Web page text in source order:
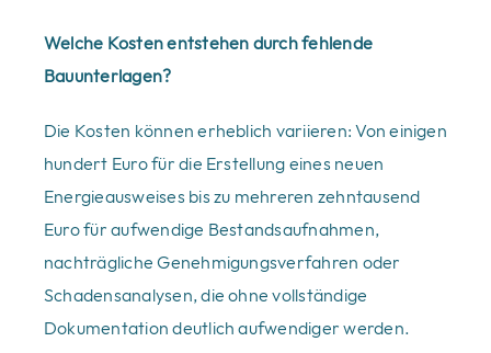
Welche Kosten entstehen durch fehlende
Bauunterlagen?
Die Kosten können erheblich variieren: Von einigen
hundert Euro für die Erstellung eines neuen
Energieausweises bis zu mehreren zehntausend
Euro für aufwendige Bestandsaufnahmen,
nachträgliche Genehmigungsverfahren oder
Schadensanalysen, die ohne vollständige
Dokumentation deutlich aufwendiger werden.